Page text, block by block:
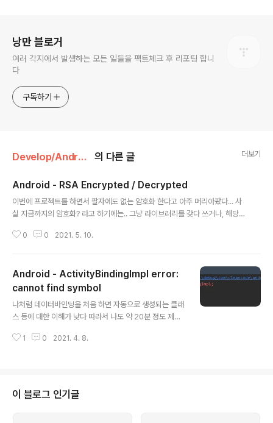
낭만 블로거
여러 각지에서 발생하는 모든 일들을 팩트체크 후 리포팅 합니
다
구독하기
Develop/Android 의 다른 글 더보기
Android - RSA Encrypted / Decrypted
이번에 프로젝트를 하면서 팔자에도 없는 암호화 한다고 아주 머리아팠다... 사
실 지금까지의 암호화? 라고 하기에는.. 그냥 라이브러리를 갖다 쓰거나, 해당
보지도 않았을 뿐더러... 암호화라는 이론적인 지식에 큰 관심이 없었는데 이번
한 민감데이터를 서버에 송수신할때 사용할 암호화였다. 암호화를 어떤 기법(?)
을 사용해야 하는지 몰라서 이것저것 찾아보다가 결국 인증서 업체에 문의.. RS
A 암호화를 사용해야 한다고 했고 바로 적용하려고 하였으나... 너무 어렵고.. 이
론 공부를 좀 했다..
0 0 2021. 5. 10.
Android - ActivityBindingImpl error:
cannot find symbol
나처럼 데이터바인딩을 처음 하면 자동으로 생성되는 클래
스 등에 대한 이해가 낮다 따라서 나도 약 20분 정도 제목
었고... 어찌 되었든 정보를 공유하고자 글을 쓴다. 내가 다
ctivityMainBindingImpl 나는 ActivityMainBindingI
mpl 이라는 것을 생성한 적이 없는데 느닷없이 이런 에러
1 0 2021. 4. 8.
이 블로그 인기글